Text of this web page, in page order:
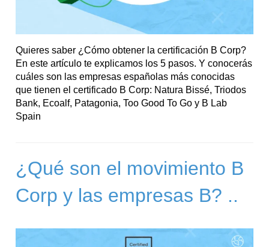
Quieres saber ¿Cómo obtener la certificación B Corp?
En este artículo te explicamos los 5 pasos. Y conocerás
cuáles son las empresas españolas más conocidas
que tienen el certificado B Corp: Natura Bissé, Triodos
Bank, Ecoalf, Patagonia, Too Good To Go y B Lab
Spain
¿Qué son el movimiento B
Corp y las empresas B? ..